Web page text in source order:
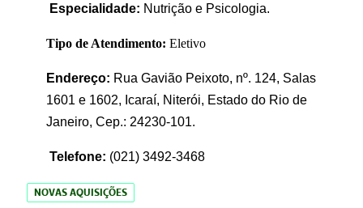
Especialidade: Nutrição e Psicologia.
Tipo de Atendimento: Eletivo
Endereço: Rua Gavião Peixoto, nº. 124, Salas
1601 e 1602, Icaraí, Niterói, Estado do Rio de
Janeiro, Cep.: 24230-101.
Telefone: (021) 3492-3468
NOVAS AQUISIÇÕES